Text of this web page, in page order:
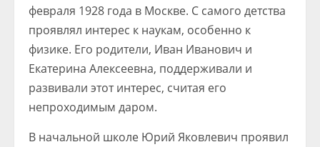
февраля 1928 года в Москве. С самого детства
проявлял интерес к наукам, особенно к
физике. Его родители, Иван Иванович и
Екатерина Алексеевна, поддерживали и
развивали этот интерес, считая его
непроходимым даром.
В начальной школе Юрий Яковлевич проявил